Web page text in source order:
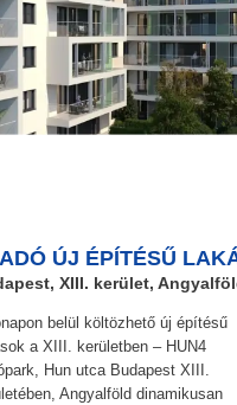
ÚJ ÉPÍTÉSŰ
XIII. kerület,
belül költözhető új építésű
a XIII. kerületben – HUN4
Hun utca Budapest XIII.
Angyalföld dinamikusan